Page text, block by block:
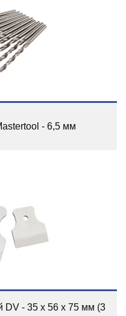
- 6,5 мм
DV - 35 x 56 x 75 мм (3